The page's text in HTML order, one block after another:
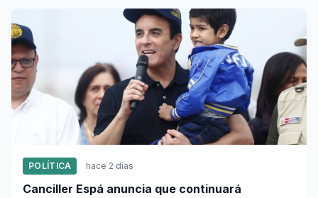
POLÍTICA hace 2 días
Canciller Espá anuncia que continuará